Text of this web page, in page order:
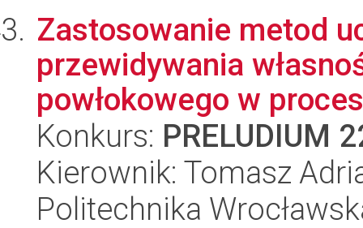
Zastosowanie metod
przewidywania
powłokowego w
Konkurs: PRELUDIUM
Kierownik: Tomasz
Politechnika